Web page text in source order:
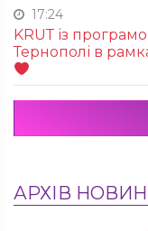
17:24
KRUТ із
Тернополі в
АРХІВ НОВИН